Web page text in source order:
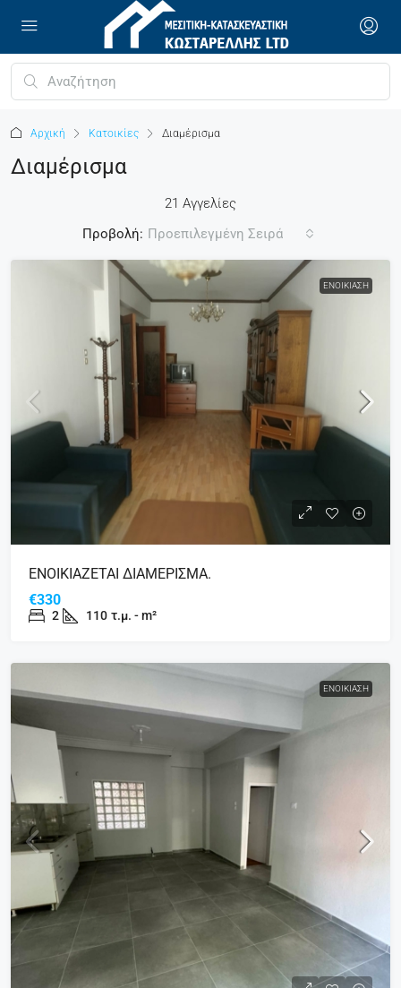
Αρχική Κατοικίες Διαμέρισμα
Διαμέρισμα
21 Αγγελίες
Προβολή: Προεπιλεγμένη Σειρά
ΕΝΟΙΚΊΑΣΗ
ΕΝΟΙΚΙΑΖΕΤΑΙ ΔΙΑΜΕΡΙΣΜΑ.
€330
2 110 τ.μ. - m²
ΕΝΟΙΚΊΑΣΗ